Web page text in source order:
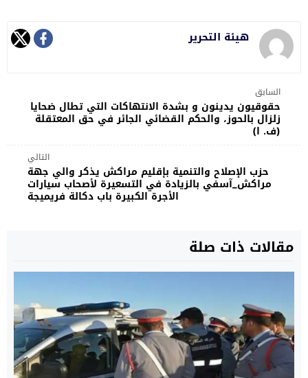
هيئة التحرير
السابق
حقوقيون يدينون و بشدة الانتهاكات التي تطال ضحايا
زلزال بالحوز، والحكم القضائي الجائر في حق المعتقلة
(ف. ا)
التالي
حزب الإصلاح والتنمية بإقليم مراكش يذكر والي جهة
مراكش_آسفي بالزيادة في التسعيرة لأصحاب سيارات
الأجرة الكبيرة باب دكالة فريميجة
مقالات ذات صلة